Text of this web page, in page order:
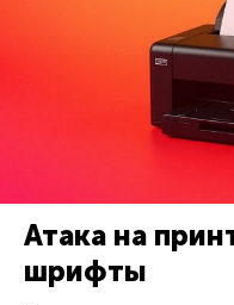
Атака на
шрифты